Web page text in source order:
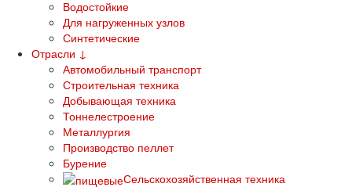
Водостойкие
Для нагруженных узлов
Синтетические
Отрасли ↓
Автомобильный транспорт
Строительная техника
Добывающая техника
Тоннелестроение
Металлургия
Производство пеллет
Бурение
Сельскохозяйственная техника